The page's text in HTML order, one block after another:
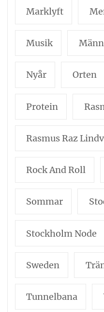
Marklyft
Musik
Nyår Orten
Protein
Rasmus Raz
Rock And Roll
Sommar
Stockholm Node
Sweden
Tunnelbana